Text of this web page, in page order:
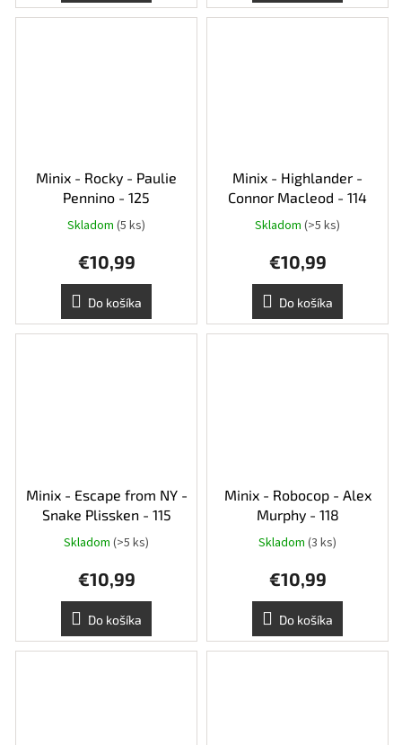
Minix - Rocky - Paulie
Pennino - 125
Skladom (5 ks)
€10,99
Do košíka
Minix - Highlander -
Connor Macleod - 114
Skladom (>5 ks)
€10,99
Do košíka
Minix - Escape from NY -
Snake Plissken - 115
Skladom (>5 ks)
€10,99
Do košíka
Minix - Robocop - Alex
Murphy - 118
Skladom (3 ks)
€10,99
Do košíka